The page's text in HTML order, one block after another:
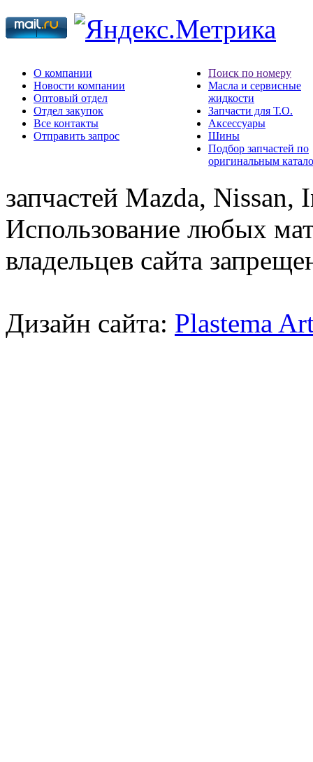
О компании
Новости компании
Оптовый отдел
Отдел закупок
Все контакты
Отправить запрос
Поиск по номеру
Масла и сервисные
жидкости
Запчасти для Т.О.
Аксессуары
Шины
Подбор запчастей по
оригинальным
запчастей Mazda,
Использование любых
владельцев сайта
Дизайн сайта: Plastema